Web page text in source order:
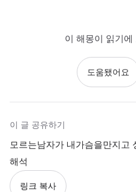
이 해몽이 읽기
도움됐어요
이 글 공유하기
모르는남자가 내가슴을만지고
해석
링크 복사